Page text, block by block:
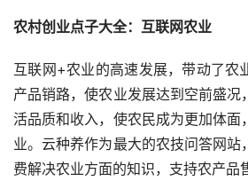
农村创业点子大全：互联网农业
互联网+农业的高速发展，带动了农
产品销路，使农业发展达到空前盛况
活品质和收入，使农民成为更加体面
业。云种养作为最大的农技问答网站
费解决农业方面的知识，支持农产品